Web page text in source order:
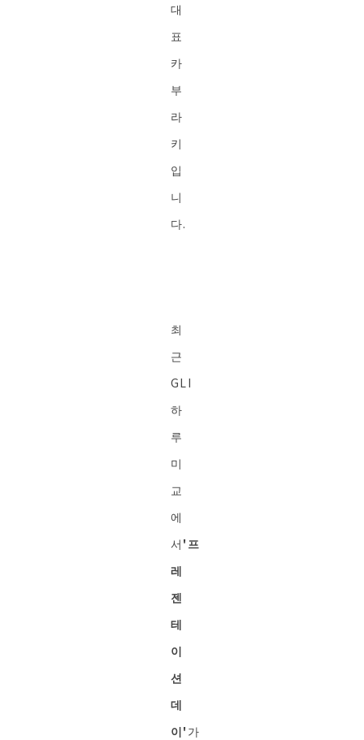
대
표
카
부
라
키
입
니
다.
최
근
GLI
하
루
미
교
에
서 '프
레
젠
테
이
션
데
이' 가